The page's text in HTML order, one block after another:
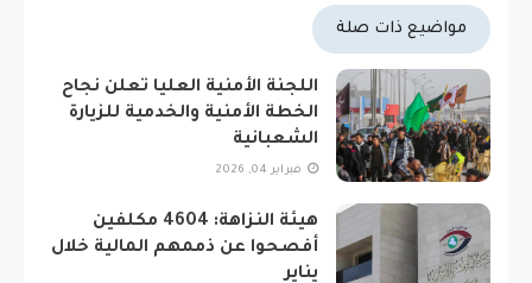
مواضيع ذات صلة
اللجنة الأمنية العليا تعلن نجاح
الخطة الأمنية والخدمية للزيارة
الشعبانية
فبراير 04, 2026
هيئة النزاهة: 4604 مكلفين
أفصحوا عن ذممهم المالية خلال
يناير